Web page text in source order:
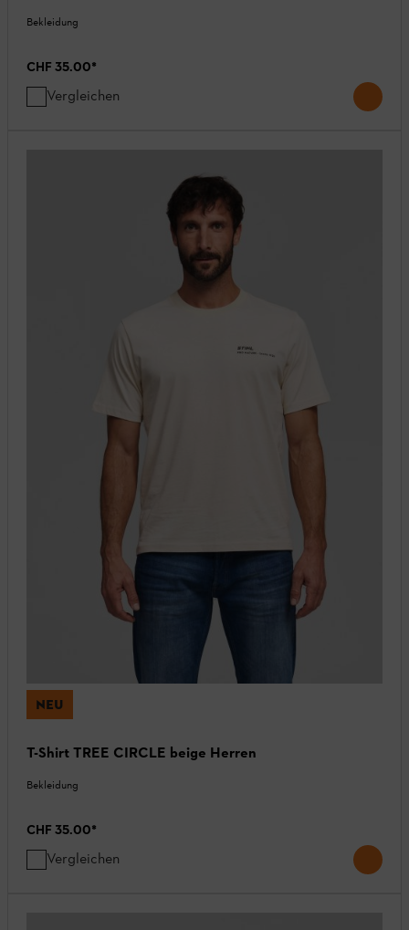
Bekleidung
CHF 35.00*
Vergleichen
NEU
T-Shirt TREE CIRCLE beige Herren
Bekleidung
CHF 35.00*
Vergleichen